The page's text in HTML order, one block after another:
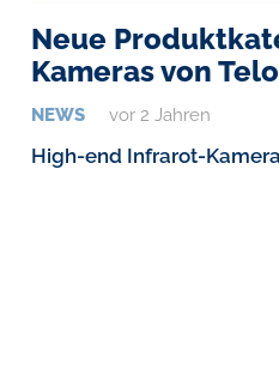
Neue
Kameras von
NEWS vor 2 Jahren
High-end Infrarot-